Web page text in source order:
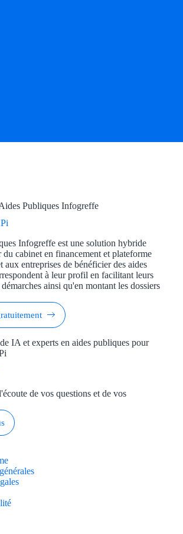
Publiques Infogreffe
Infogreffe est une solution hybride
cabinet en financement et plateforme
entreprises de bénéficier des aides
à leur profil en facilitant leurs
ainsi qu'en montant les dossiers
de vos questions et de vos